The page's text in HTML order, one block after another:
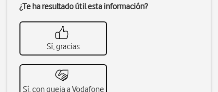
¿Te ha resultado útil esta información?
Sí, gracias
Sí, con queja a Vodafone